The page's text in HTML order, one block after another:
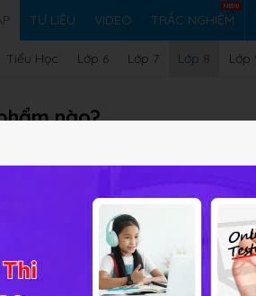
TƯ LIỆU VIDEO TRẮC NGHIỆM
Tiểu Học Lớp 6 Lớp 7 Lớp 8 Lớp
nào?